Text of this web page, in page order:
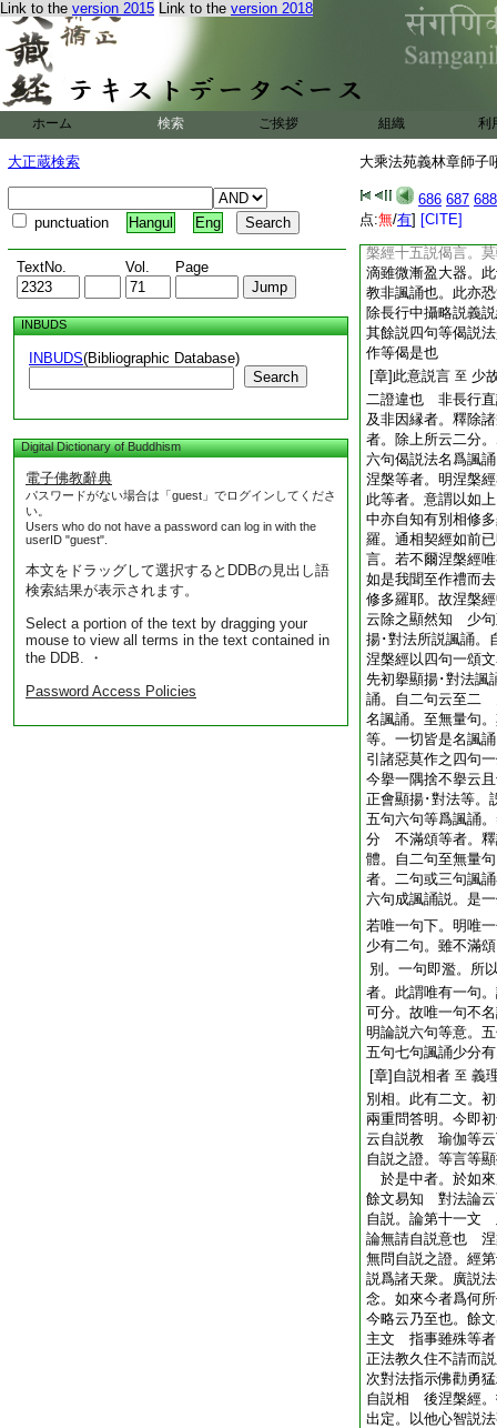
Link to the version 2015 Link to the version 2018
ホーム 検索 ご挨拶 組織 利
大正蔵検索
punctuation Hangul Eng
TextNo. Vol. Page
INBUDS
INBUDS(Bibliographic Database)
Search
Digital Dictionary of Buddhism
電子佛教辭典
パスワードがない場合は「guest」でログインしてくださ
い。
Users who do not have a password can log in with the
userID "guest".
本文をドラッグして選択するとDDBの見出し語
検索結果が表示されます。
Select a portion of the text by dragging your
mouse to view all terms in the text contained in
the DDB. ・
Password Access Policies
大乘法苑義林章師子
686 687 688
点:無/有] [CITE]
名諷誦教。倫
直説。但以巧妙言
乃至六句等諷頌説
四句偈等説別意法
梵行品文 除修多羅
羅。濫此諷誦故。
多羅。長行中攝略
偈頌也。今此名諷
除簡濫也 及諸戒
槃經十五説偈言。
滴雖微漸盈大器。
教非諷誦也。此亦
除長行中攝略説義
其餘説四句等偈説
作等偈是也
[章]此意説言 至 少
二證違也 非長行
及非因縁者。釋除
者。除上所云二分
六句偈説法名爲諷
涅槃等者。明涅槃
此等者。意謂以如
中亦自知有別相修
羅。通相契經如前
言。若不爾涅槃經
如是我聞至作禮而
修多羅耶。故涅槃
云除之顯然知 少句
揚･對法所説諷誦。
涅槃經以四句一頌
先初擧顯揚･對法
誦。自二句云至二
名諷誦。至無量句
等。一切皆是名諷
引諸惡莫作之四句
今擧一隅捨不擧云
正會顯揚･對法等。
五句六句等爲諷誦
分 不滿頌等者。釋
體。自二句至無量
者。二句或三句諷
六句成諷誦説。是
若唯一句下。明唯
少有二句。雖不滿
別。一句即濫。所
者。此謂唯有一句
可分。故唯一句不
明論説六句等意。
五句七句諷誦少分
[章]自説相者 至 義
別相。此有二文。
兩重問答明。今即
云自説教 瑜伽等云
自説之證。等言等
於是中者。於如
餘文易知 對法論云
自説。論第十一文
論無請自説意也 涅
無問自説之證。經
説爲諸天衆。廣説
念。如來今者爲何
今略云乃至也。餘
主文 指事雖殊等者
正法教久住不請而
次對法指示佛勸勇
自説相 後涅槃經。
出定。以他心智説